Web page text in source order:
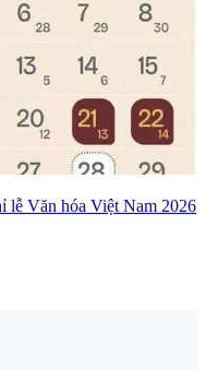
lễ Văn hóa Việt Nam 2026